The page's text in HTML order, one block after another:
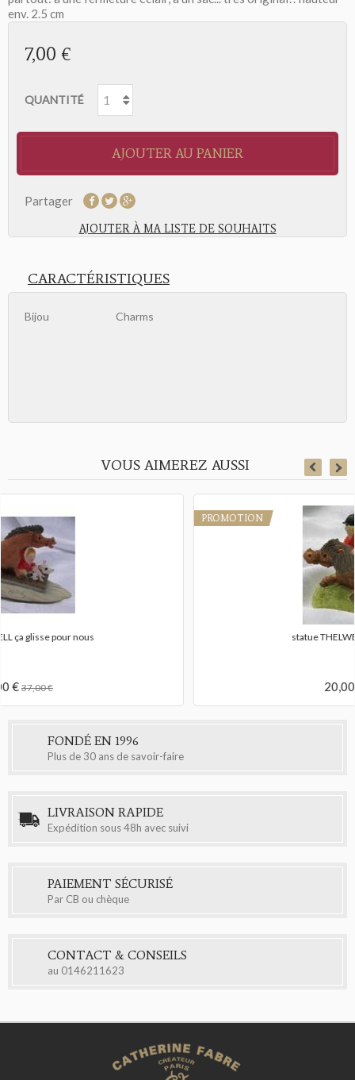
env. 2.5 cm
7,00 €
QUANTITÉ
AJOUTER AU PANIER
Partager
AJOUTER À MA LISTE DE SOUHAITS
CARACTÉRISTIQUES
Bijou Charms
VOUS AIMEREZ AUSSI
PROMOTION
FONDÉ EN 1996
Plus de 30 ans de savoir-faire
LIVRAISON RAPIDE
Expédition sous 48h avec suivi
PAIEMENT SÉCURISÉ
Par CB ou chèque
CONTACT & CONSEILS
au 0146211623